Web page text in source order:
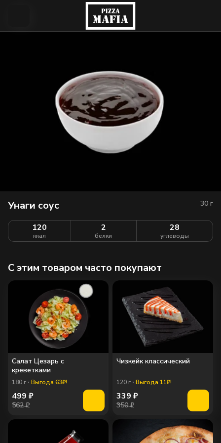
Унаги соус 30 г
120
ккал
2
белки
28
углеводы
C этим товаром часто покупают
Салат Цезарь с
креветками
180 г Выгода 63₽!
499 ₽
562 ₽
Чизкейк классический
120 г Выгода 11₽!
339 ₽
350 ₽